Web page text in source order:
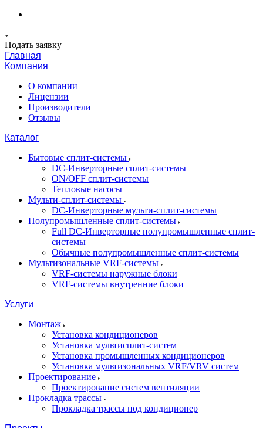
Подать заявку
Главная
Компания
О компании
Лицензии
Производители
Отзывы
Каталог
Бытовые сплит-системы
DC-Инверторные сплит-системы
ON/OFF сплит-системы
Тепловые насосы
Мульти-сплит-системы
DC-Инверторные мульти-сплит-системы
Полупромышленные сплит-системы
Full DC-Инверторные полупромышленные сплит-
системы
Обычные полупромышленные сплит-системы
Мультизональные VRF-системы
VRF-системы наружные блоки
VRF-системы внутренние блоки
Услуги
Монтаж
Установка кондиционеров
Установка мультисплит-систем
Установка промышленных кондиционеров
Установка мультизональных VRF/VRV систем
Проектирование
Проектирование систем вентиляции
Прокладка трассы
Прокладка трассы под кондиционер